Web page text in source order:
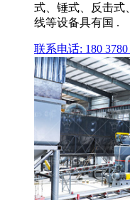
式、锤式、反击式
线等设备具有国 .
联系电话: 180 3780